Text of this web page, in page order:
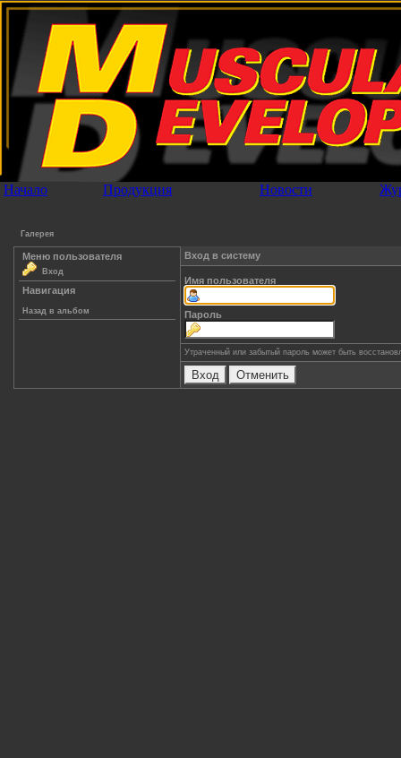
Начало Продукция Новости
Галерея
Меню пользователя
Вход
Навигация
Назад в альбом
Вход в систему
Имя пользователя
Пароль
Утраченный или забытый пароль может быть